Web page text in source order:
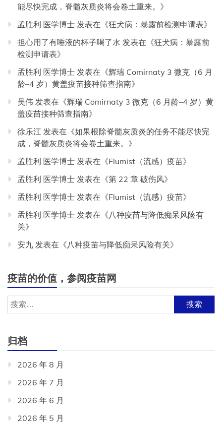
能尽快完成，脊髓灰质炎将会卷土重来。 》
孟胜利 医学博士 发表在《狂犬病：暴露前检测申请表》
担心用了有唾液的杯子喝了水 发表在《狂犬病：暴露前
检测申请表》
孟胜利 医学博士 发表在《辉瑞 Comirnaty 3 微克（6 月
龄–4 岁）黄盖疫苗接种筛查指南》
吴伟 发表在《辉瑞 Comirnaty 3 微克（6 月龄–4 岁）黄
盖疫苗接种筛查指南》
徐乐江 发表在《如果根除脊髓灰质炎的任务不能尽快完
成，脊髓灰质炎将会卷土重来。 》
孟胜利 医学博士 发表在《Flumist（流感）疫苗》
孟胜利 医学博士 发表在《第 22 章 破伤风》
孟胜利 医学博士 发表在《Flumist（流感）疫苗》
孟胜利 医学博士 发表在《八种疫苗与降低痴呆风险有
关》
安九 发表在《八种疫苗与降低痴呆风险有关》
疫苗的价值，参阅疫苗网
搜
索：
归档
2026 年 8 月
2026 年 7 月
2026 年 6 月
2026 年 5 月